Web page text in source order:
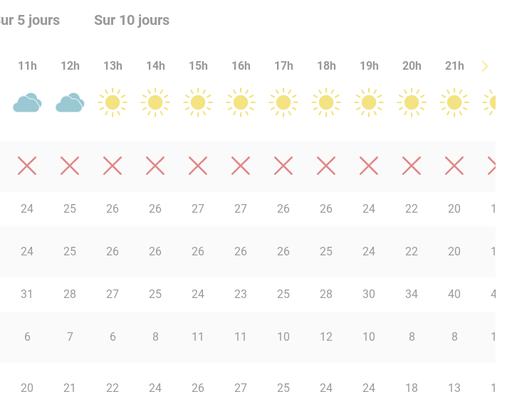
5 jours Sur 10 jours
11h 12h 13h 14h 15h 16h 17h 18h 19h 20h 21h 22h
24 25 26 26 27 27 26 26 24 22 20 19
24 25 26 26 26 26 26 25 24 22 20 19
31 28 27 25 24 23 25 28 30 34 40 43
6 7 6 8 11 11 10 12 10 8 8 10
20 21 22 24 26 27 25 24 24 18 13 18